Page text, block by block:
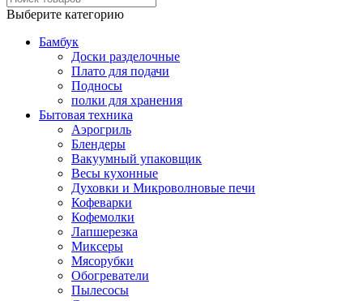
Выберите категорию
Бамбук
Доски разделочные
Плато для подачи
Подносы
полки для хранения
Бытовая техника
Аэрогриль
Блендеры
Вакуумный упаковщик
Весы кухонные
Духовки и Микроволновые печи
Кофеварки
Кофемолки
Лапшерезка
Миксеры
Мясорубки
Обогреватели
Пылесосы